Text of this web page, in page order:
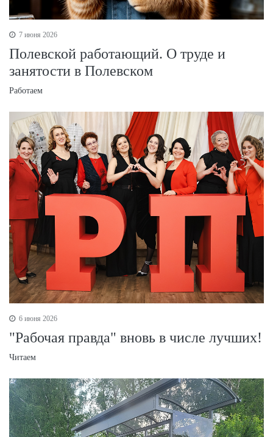
7 июня 2026
Полевской работающий. О труде и
занятости в Полевском
Работаем
6 июня 2026
"Рабочая правда" вновь в числе лучших!
Читаем